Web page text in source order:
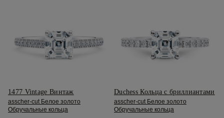
1477 Vintage Винтаж
asscher-cut Белое золото
Обручальные кольца
Duchess Кольца с бриллиантами
asscher-cut Белое золото
Обручальные кольца